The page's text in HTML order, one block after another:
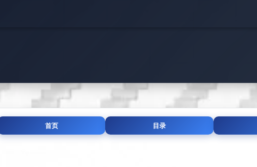
首页 目录